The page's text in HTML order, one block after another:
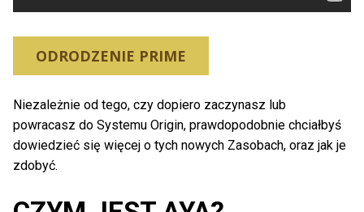
ODRODZENIE PRIME
Niezależnie od tego, czy dopiero zaczynasz lub
powracasz do Systemu Origin, prawdopodobnie chciałbyś
dowiedzieć się więcej o tych nowych Zasobach, oraz jak je
zdobyć.